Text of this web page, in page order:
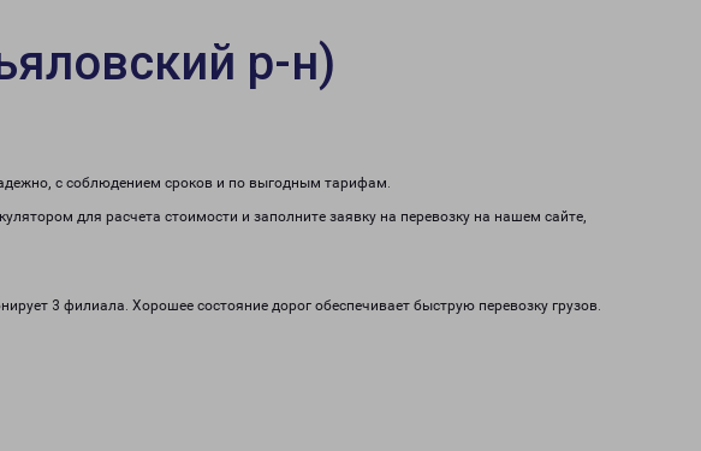
р-н)
с соблюдением сроков и по выгодным тарифам.
для расчета стоимости и заполните заявку на перевозку на нашем сайте,
3 филиала. Хорошее состояние дорог обеспечивает быструю перевозку грузов.